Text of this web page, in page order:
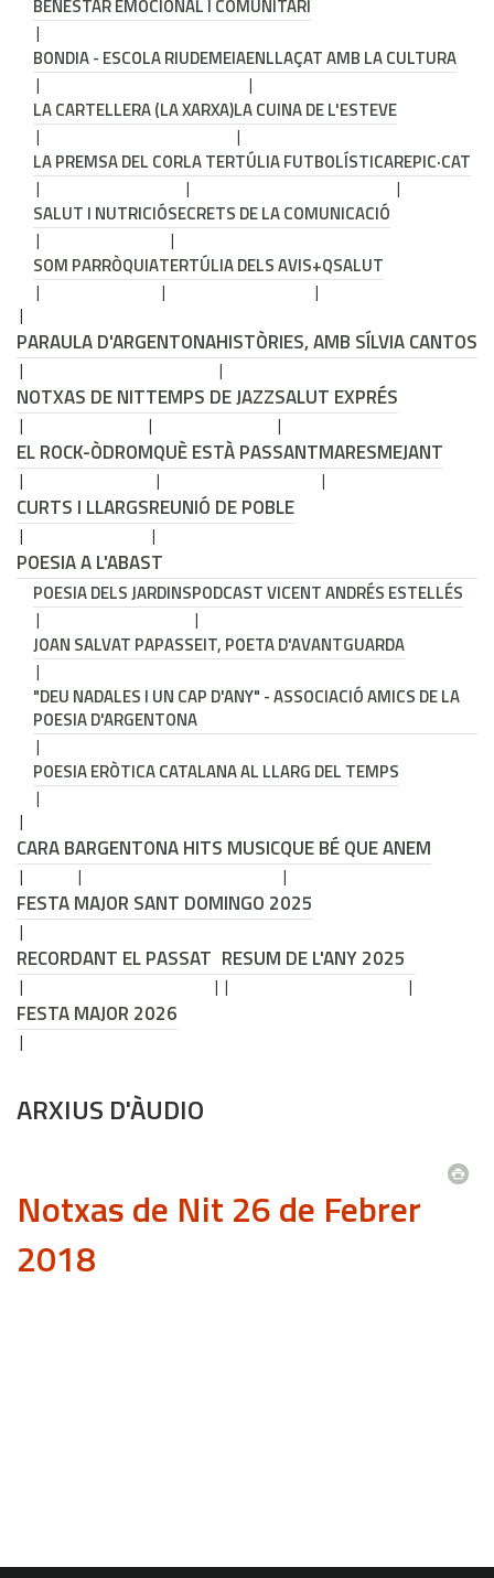
BENESTAR EMOCIONAL I COMUNITARI
BONDIA - ESCOLA RIUDEMEIAENLLAÇAT AMB LA CULTURA
LA CARTELLERA (LA XARXA)LA CUINA DE L'ESTEVE
LA PREMSA DEL CORLA TERTÚLIA FUTBOLÍSTICAREPIC·CAT
SALUT I NUTRICIÓSECRETS DE LA COMUNICACIÓ
SOM PARRÒQUIATERTÚLIA DELS AVIS+QSALUT
PARAULA D'ARGENTONAHISTÒRIES, AMB SÍLVIA CANTOS
NOTXAS DE NITTEMPS DE JAZZSALUT EXPRÉS
EL ROCK-ÒDROMQUÈ ESTÀ PASSANTMARESMEJANT
CURTS I LLARGSREUNIÓ DE POBLE
POESIA A L'ABAST
POESIA DELS JARDINSPODCAST VICENT ANDRÉS ESTELLÉS
JOAN SALVAT PAPASSEIT, POETA D'AVANTGUARDA
"DEU NADALES I UN CAP D'ANY" - ASSOCIACIÓ AMICS DE LA
POESIA D'ARGENTONA
POESIA ERÒTICA CATALANA AL LLARG DEL TEMPS
CARA BARGENTONA HITS MUSICQUE BÉ QUE ANEM
FESTA MAJOR SANT DOMINGO 2025
RECORDANT EL PASSAT RESUM DE L'ANY 2025
FESTA MAJOR 2026
ARXIUS D'ÀUDIO
Notxas de Nit 26 de Febrer
2018